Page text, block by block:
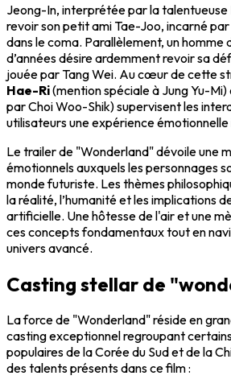
Jeong-In, interprétée par la talentueuse
revoir son petit ami Tae-Joo, incarné par
dans le coma. Parallèlement, un homme
d’années désire ardemment revoir sa
jouée parTang Wei. Au cœur de cette
Hae-Ri(mention spéciale à Jung Yu-Mi)
parChoi Woo-Shik) supervisent les
utilisateurs uneexpérience émotionnelle
Letrailerde "Wonderland" dévoile une
émotionnels auxquels les personnages
monde futuriste. Les thèmes
la réalité, l’humanité et les implications
artificielle. Une hôtesse de l'air et une
ces concepts fondamentaux tout en
univers avancé.
Casting stellar de
La force de "Wonderland" réside en
casting exceptionnelregroupant
populaires de la Corée du Sud et de la
des talents présents dans ce film :